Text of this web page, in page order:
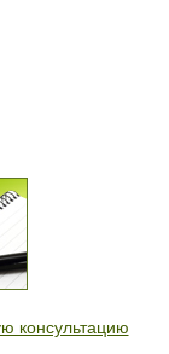
консультацию